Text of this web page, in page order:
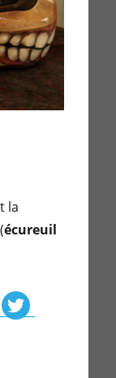
la
écureuil